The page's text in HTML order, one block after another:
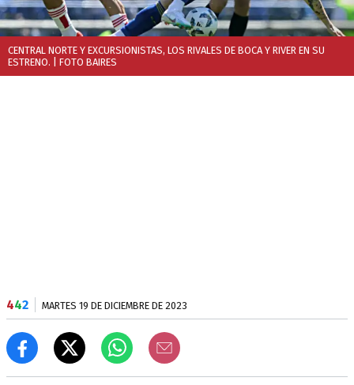
CENTRAL NORTE Y EXCURSIONISTAS, LOS RIVALES DE BOCA Y RIVER EN SU
ESTRENO.
| FOTO BAIRES
442 MARTES 19 DE DICIEMBRE DE 2023